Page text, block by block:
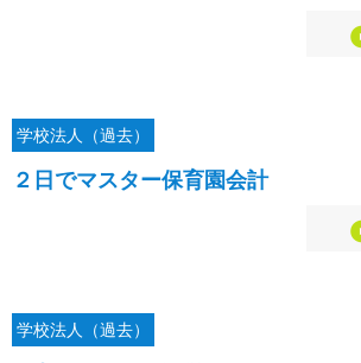
学校法人（過去）
２日でマスター保育園会計
学校法人（過去）